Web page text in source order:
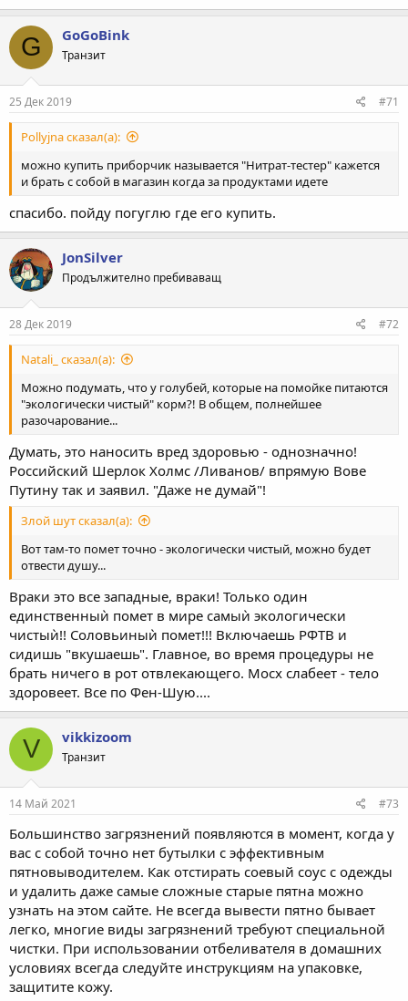
G GoGoBink
Транзит
25 Дек 2019 #71
Pollyjna сказал(а):
можно купить приборчик называется "Нитрат-тестер" кажется
и брать с собой в магазин когда за продуктами идете
спасибо. пойду погуглю где его купить.
JonSilver
Продължително пребиваващ
28 Дек 2019 #72
Natali_ сказал(а):
Можно подумать, что у голубей, которые на помойке питаются
"экологически чистый" корм?! В общем, полнейшее
разочарование...
Думать, это наносить вред здоровью - однозначно!
Российский Шерлок Холмс /Ливанов/ впрямую Вове
Путину так и заявил. "Даже не думай"!
Злой шут сказал(а):
Вот там-то помет точно - экологически чистый, можно будет
отвести душу...
Враки это все западные, враки! Только один
единственныѝ помет в мире самыѝ экологически
чистыѝ!! Соловьиныѝ помет!!! Включаешь РФТВ и
сидишь "вкушаешь". Главное, во время процедуры не
брать ничего в рот отвлекающего. Мосх слабеет - тело
здоровеет. Все по Фен-Шую....
V vikkizoom
Транзит
14 Май 2021 #73
Большинство загрязнений появляются в момент, когда у
вас с собой точно нет бутылки с эффективным
пятновыводителем. Как отстирать соевый соус с одежды
и удалить даже самые сложные старые пятна можно
узнать на этом сайте. Не всегда вывести пятно бывает
легко, многие виды загрязнений требуют специальной
чистки. При использовании отбеливателя в домашних
условиях всегда следуйте инструкциям на упаковке,
защитите кожу.